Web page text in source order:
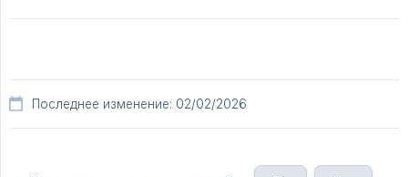
Последнее изменение: 02/02/2026